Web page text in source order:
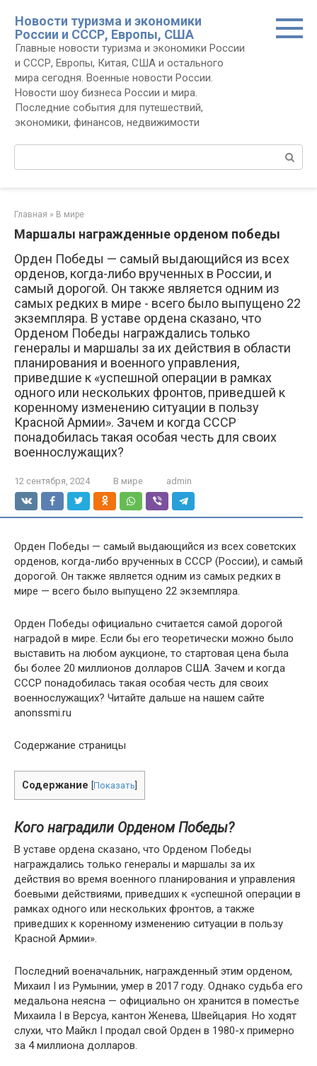
контенту
Новости туризма и экономики
России и СССР, Европы, США
Главные новости туризма и экономики России
и СССР, Европы, Китая, США и остального
мира сегодня. Военные новости России.
Новости шоу бизнеса России и мира.
Последние события для путешествий,
экономики, финансов, недвижимости
Поиск:
Главная » В мире
Маршалы награжденные орденом победы
Орден Победы — самый выдающийся из всех
орденов, когда-либо врученных в России, и
самый дорогой. Он также является одним из
самых редких в мире - всего было выпущено 22
экземпляра. В уставе ордена сказано, что
Орденом Победы награждались только
генералы и маршалы за их действия в области
планирования и военного управления,
приведшие к «успешной операции в рамках
одного или нескольких фронтов, приведшей к
коренному изменению ситуации в пользу
Красной Армии». Зачем и когда СССР
понадобилась такая особая честь для своих
военнослужащих?
12 сентября, 2024 В мире admin
Орден Победы — самый выдающийся из всех советских
орденов, когда-либо врученных в СССР (России), и самый
дорогой. Он также является одним из самых редких в
мире — всего было выпущено 22 экземпляра.
Орден Победы официально считается самой дорогой
наградой в мире. Если бы его теоретически можно было
выставить на любом аукционе, то стартовая цена была
бы более 20 миллионов долларов США. Зачем и когда
СССР понадобилась такая особая честь для своих
военнослужащих? Читайте дальше на нашем сайте
anonssmi.ru
Содержание страницы
Содержание Показать
Кого наградили Орденом Победы?
В уставе ордена сказано, что Орденом Победы
награждались только генералы и маршалы за их
действия во время военного планирования и управления
боевыми действиями, приведших к «успешной операции в
рамках одного или нескольких фронтов, а также
приведших к коренному изменению ситуации в пользу
Красной Армии».
Последний военачальник, награжденный этим орденом,
Михаил I из Румынии, умер в 2017 году. Однако судьба его
медальона неясна — официально он хранится в поместье
Михаила I в Версуа, кантон Женева, Швейцария. Но ходят
слухи, что Майкл I продал свой Орден в 1980-х примерно
за 4 миллиона долларов.